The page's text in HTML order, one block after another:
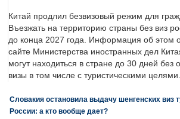
Китай продлил безвизовый режим для
Въезжать на территорию страны без виз
до конца 2027 года. Информация об этом
сайте Министерства иностранных дел
могут находиться в стране до 30 дней
визы в том числе с туристическими целями.
Словакия остановила выдачу шенгенских виз
России: а кто вообще дает?